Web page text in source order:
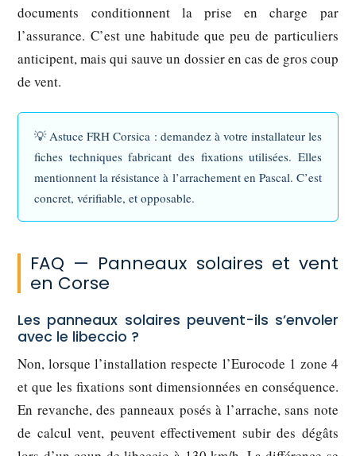
documents conditionnent la prise en charge par
l’assurance. C’est une habitude que peu de particuliers
anticipent, mais qui sauve un dossier en cas de gros coup
de vent.
💡Astuce FRH Corsica : demandez à votre installateur les
fiches techniques fabricant des fixations utilisées. Elles
mentionnent la résistance à l’arrachement en Pascal. C’est
concret, vérifiable, et opposable.
FAQ — Panneaux solaires et vent
en Corse
Les panneaux solaires peuvent-ils s’envoler
avec le libeccio ?
Non, lorsque l’installation respecte l’Eurocode 1 zone 4
et que les fixations sont dimensionnées en conséquence.
En revanche, des panneaux posés à l’arrache, sans note
de calcul vent, peuvent effectivement subir des dégâts